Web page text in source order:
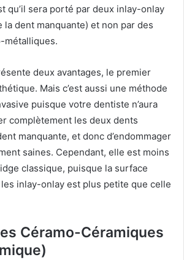
qu’il sera porté par deux inlay-onlay
la dent manquante) et non par des
métalliques.
deux avantages, le premier
Mais c’est aussi une méthode
puisque votre dentiste n’aura
complètement les deux dents
manquante, et donc d’endommager
saines. Cependant, elle est moins
classique, puisque la surface
inlay-onlay est plus petite que celle
Céramo-Céramiques